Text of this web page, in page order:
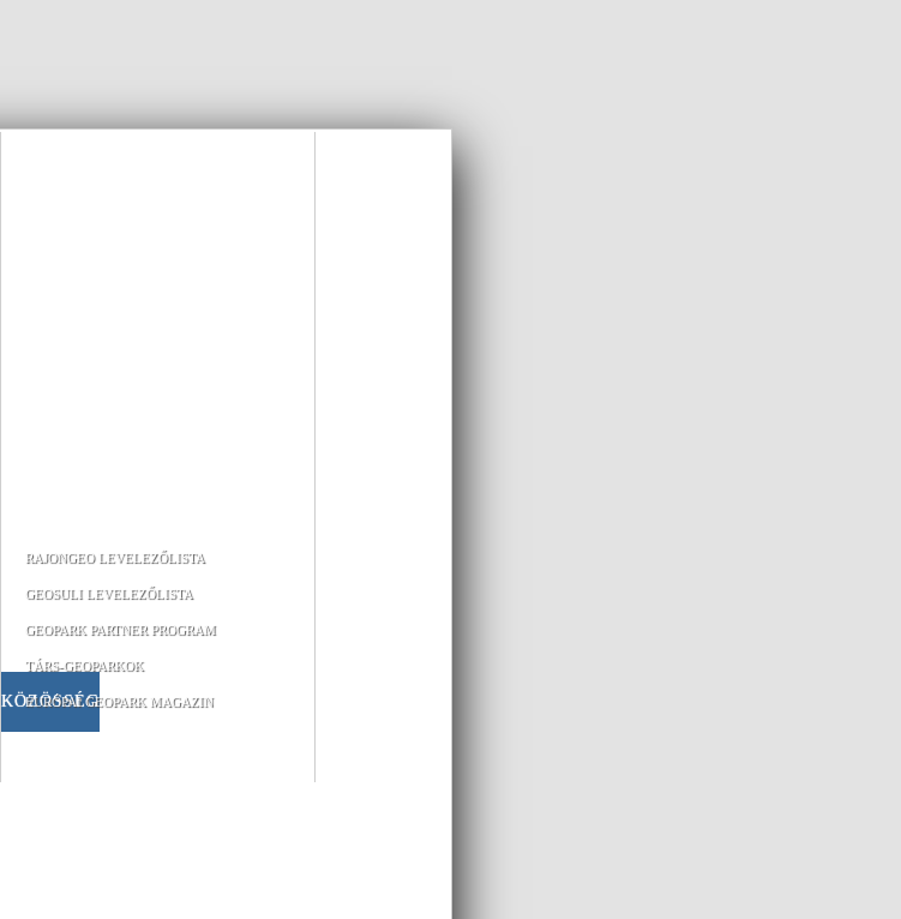
KÖZÖSSÉG
RAJONGEO LEVELEZŐLISTA
GEOSULI LEVELEZŐLISTA
GEOPARK PARTNER PROGRAM
TÁRS-GEOPARKOK
EURÓPAI GEOPARK MAGAZIN